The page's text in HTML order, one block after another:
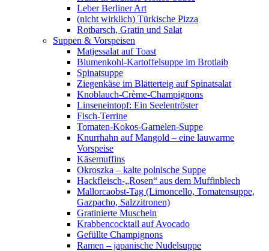
Leber Berliner Art
(nicht wirklich) Türkische Pizza
Rotbarsch, Gratin und Salat
Suppen & Vorspeisen
Matjessalat auf Toast
Blumenkohl-Kartoffelsuppe im Brotlaib
Spinatsuppe
Ziegenkäse im Blätterteig auf Spinatsalat
Knoblauch-Crème-Champignons
Linseneintopf: Ein Seelentröster
Fisch-Terrine
Tomaten-Kokos-Garnelen-Suppe
Knurrhahn auf Mangold – eine lauwarme
Vorspeise
Käsemuffins
Okroszka – kalte polnische Suppe
Hackfleisch-„Rosen“ aus dem Muffinblech
Mallorcaobst-Tag (Limoncello, Tomatensuppe,
Gazpacho, Salzzitronen)
Gratinierte Muscheln
Krabbencocktail auf Avocado
Gefüllte Champignons
Ramen – japanische Nudelsuppe